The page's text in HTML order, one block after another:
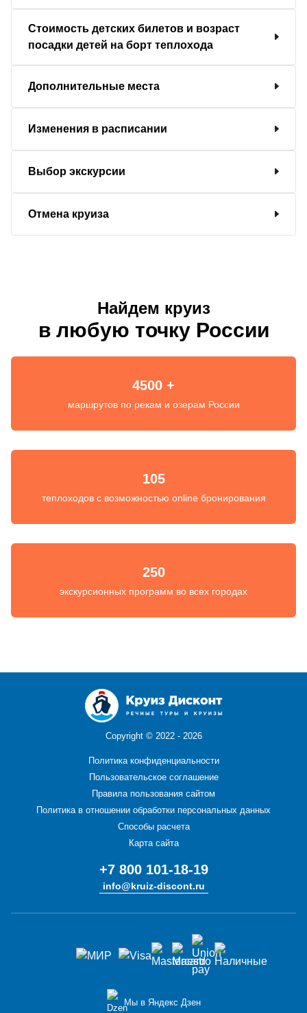
Стоимость детских билетов и возраст
посадки детей на борт теплохода
Дополнительные места
Изменения в расписании
Выбор экскурсии
Отмена круиза
Найдем круиз
в любую точку России
4500 +
маршрутов по рекам и озерам России
105
теплоходов с возможностью online бронирования
250
экскурсионных программ во всех городах
Copyright © 2022 - 2026
Политика конфиденциальности
Пользовательское соглашение
Правила пользования сайтом
Политика в отношении обработки персональных данных
Способы расчета
Карта сайта
+7 800 101-18-19
info@kruiz-discont.ru
Мы в Яндекс Дзен